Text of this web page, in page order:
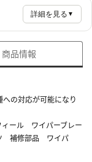
詳細を見る ▼
商品情報
の対応が可能になり
ール ワイパーブレー
補修部品 ワイパ